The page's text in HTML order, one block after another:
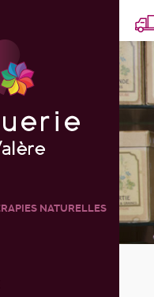
NATURELLES